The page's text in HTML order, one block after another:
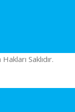
Saklıdır.